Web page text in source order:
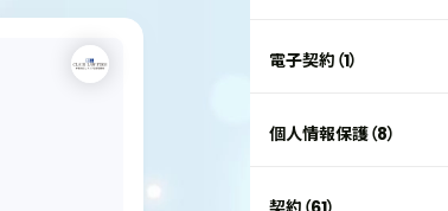
電子契約（1）
個人情報保護（8）